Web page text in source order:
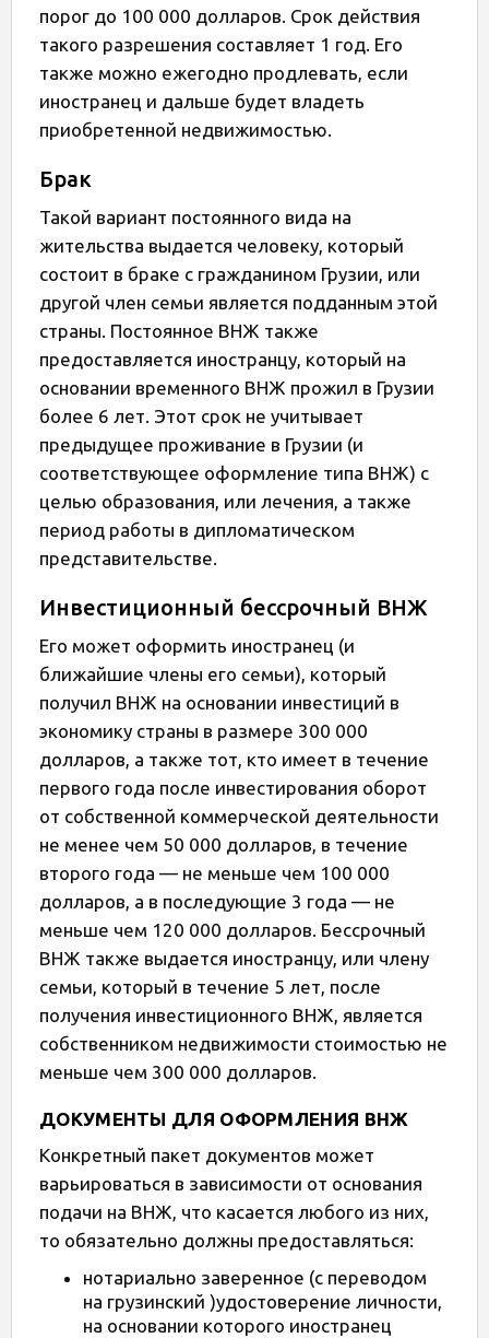
порог до 100 000 долларов. Срок действия
такого разрешения составляет 1 год. Его
также можно ежегодно продлевать, если
иностранец и дальше будет владеть
приобретенной недвижимостью.
Брак
Такой вариант постоянного вида на
жительства выдается человеку, который
состоит в браке с гражданином Грузии, или
другой член семьи является подданным этой
страны. Постоянное ВНЖ также
предоставляется иностранцу, который на
основании временного ВНЖ прожил в Грузии
более 6 лет. Этот срок не учитывает
предыдущее проживание в Грузии (и
соответствующее оформление типа ВНЖ) с
целью образования, или лечения, а также
период работы в дипломатическом
представительстве.
Инвестиционный бессрочный ВНЖ
Его может оформить иностранец (и
ближайшие члены его семьи), который
получил ВНЖ на основании инвестиций в
экономику страны в размере 300 000
долларов, а также тот, кто имеет в течение
первого года после инвестирования оборот
от собственной коммерческой деятельности
не менее чем 50 000 долларов, в течение
второго года — не меньше чем 100 000
долларов, а в последующие 3 года — не
меньше чем 120 000 долларов. Бессрочный
ВНЖ также выдается иностранцу, или члену
семьи, который в течение 5 лет, после
получения инвестиционного ВНЖ, является
собственником недвижимости стоимостью не
меньше чем 300 000 долларов.
ДОКУМЕНТЫ ДЛЯ ОФОРМЛЕНИЯ ВНЖ
Конкретный пакет документов может
варьироваться в зависимости от основания
подачи на ВНЖ, что касается любого из них,
то обязательно должны предоставляться:
нотариально заверенное (с переводом
на грузинский )удостоверение личности,
на основании которого иностранец